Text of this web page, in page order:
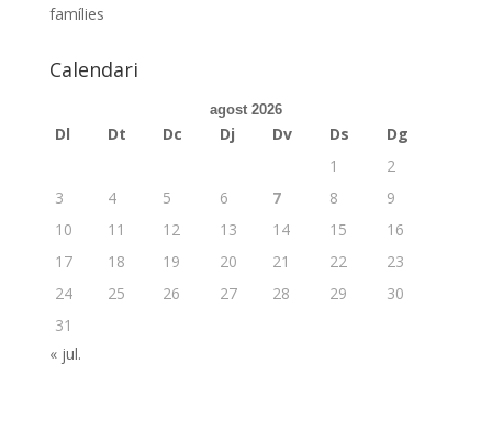
famílies
Calendari
agost 2026
Dl Dt Dc Dj Dv Ds
Dg
1
2
3
4 5 6 7 8
9
10
11 12 13 14 15
16
17
18 19 20 21 22
23
24
25 26 27 28 29
30
31
« jul.